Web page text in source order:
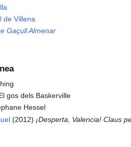
de Villena
Gaçull Almenar
gos dels Baskerville
Hessel
(2012) ¡Desperta, Valencia! Claus